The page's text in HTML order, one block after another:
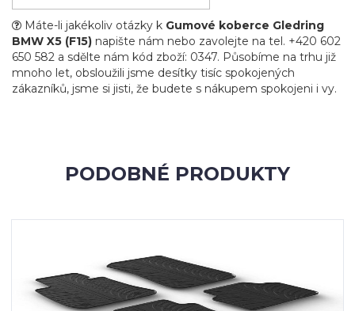
Máte-li jakékoliv otázky k Gumové koberce Gledring
BMW X5 (F15) napište nám nebo zavolejte na tel. +420 602
650 582 a sdělte nám kód zboží: 0347. Působíme na trhu již
mnoho let, obsloužili jsme desítky tisíc spokojených
zákazníků, jsme si jisti, že budete s nákupem spokojeni i vy.
PODOBNÉ PRODUKTY